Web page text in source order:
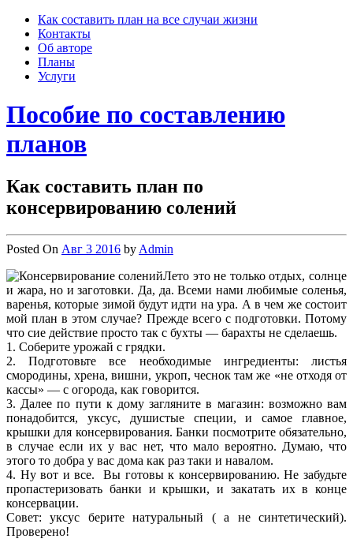
Skip
content
Как составить план на все случаи жизни
Контакты
Об авторе
Планы
Услуги
Пособие по составлению
планов
Как составить план по
консервированию солений
Posted On Авг 3 2016 by Admin
Лето это не только отдых, солнце
и жара, но и заготовки. Да, да. Всеми нами любимые соленья,
варенья, которые зимой будут идти на ура. А в чем же состоит
мой план в этом случае? Прежде всего с подготовки. Потому
что сие действие просто так с бухты — барахты не сделаешь.
1. Соберите урожай с грядки.
2. Подготовьте все необходимые ингредиенты: листья
смородины, хрена, вишни, укроп, чеснок там же «не отходя от
кассы» — с огорода, как говорится.
3. Далее по пути к дому загляните в магазин: возможно вам
понадобится, уксус, душистые специи, и самое главное,
крышки для консервирования. Банки посмотрите обязательно,
в случае если их у вас нет, что мало вероятно. Думаю, что
этого то добра у вас дома как раз таки и навалом.
4. Ну вот и все. Вы готовы к консервированию. Не забудьте
пропастеризовать банки и крышки, и закатать их в конце
консервации.
Совет: уксус берите натуральный ( а не синтетический).
Проверено!